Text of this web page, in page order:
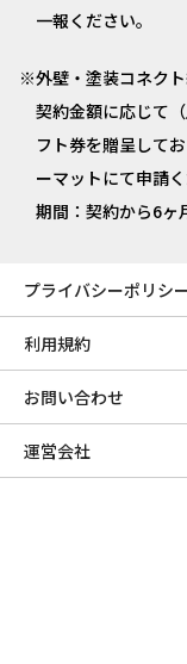
一報ください。
外壁・塗装コネク
契約金額に応じて
フト券を贈呈して
ーマットにて申請
期間：契約から6ヶ
プライバシーポリシ
利用規約
お問い合わせ
運営会社